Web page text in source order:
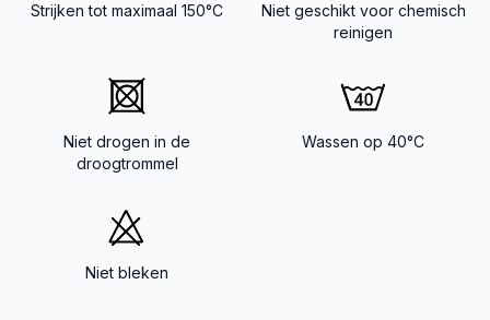
Strijken tot maximaal 150°C
Niet geschikt voor chemisch
reinigen
Niet drogen in de
droogtrommel
Wassen op 40°C
Niet bleken